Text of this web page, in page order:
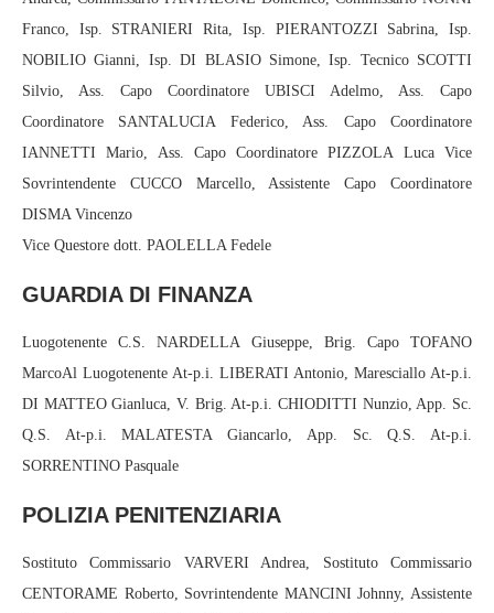
Franco, Isp. STRANIERI Rita, Isp. PIERANTOZZI Sabrina, Isp.
NOBILIO Gianni, Isp. DI BLASIO Simone, Isp. Tecnico SCOTTI
Silvio, Ass. Capo Coordinatore UBISCI Adelmo, Ass. Capo
Coordinatore SANTALUCIA Federico, Ass. Capo Coordinatore
IANNETTI Mario, Ass. Capo Coordinatore PIZZOLA Luca Vice
Sovrintendente CUCCO Marcello, Assistente Capo Coordinatore
DISMA Vincenzo
Vice Questore dott. PAOLELLA Fedele
GUARDIA DI FINANZA
Luogotenente C.S. NARDELLA Giuseppe, Brig. Capo TOFANO
MarcoAl Luogotenente At-p.i. LIBERATI Antonio, Maresciallo At-p.i.
DI MATTEO Gianluca, V. Brig. At-p.i. CHIODITTI Nunzio, App. Sc.
Q.S. At-p.i. MALATESTA Giancarlo, App. Sc. Q.S. At-p.i.
SORRENTINO Pasquale
POLIZIA PENITENZIARIA
Sostituto Commissario VARVERI Andrea, Sostituto Commissario
CENTORAME Roberto, Sovrintendente MANCINI Johnny, Assistente